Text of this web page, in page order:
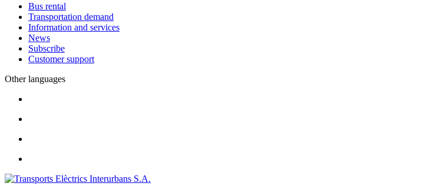
Bus rental
Transportation demand
Information and services
News
Subscribe
Customer support
Other languages